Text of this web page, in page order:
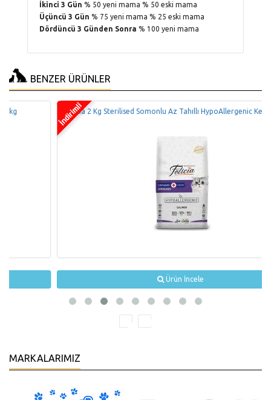
İkinci 3 Gün % 50 yeni mama % 50 eski mama
Üçüncü 3 Gün % 75 yeni mama % 25 eski mama
Dördüncü 3 Günden Sonra % 100 yeni mama
BENZER ÜRÜNLER
Felicia 2 Kg Sterilised Somonlu Az Tahıllı HypoAllergenic Kedi Maması
Ürün İncele
MARKALARIMIZ